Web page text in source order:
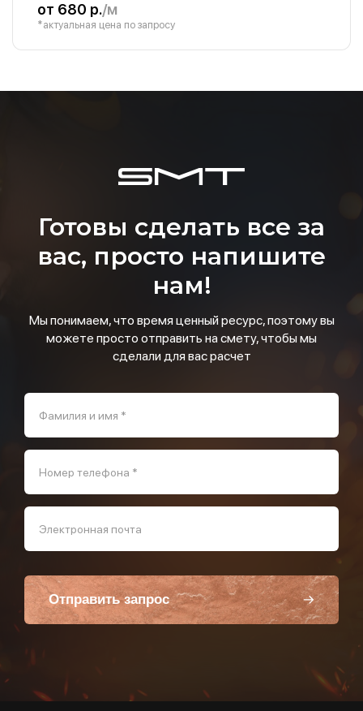
от 680 р./м
*актуальная цена по запросу
Готовы сделать все за
вас, просто напишите
нам!
Мы понимаем, что время ценный ресурс, поэтому вы
можете просто отправить на смету, чтобы мы
сделали для вас расчет
Фамилия и имя *
Номер телефона *
Электронная почта
Отправить запрос